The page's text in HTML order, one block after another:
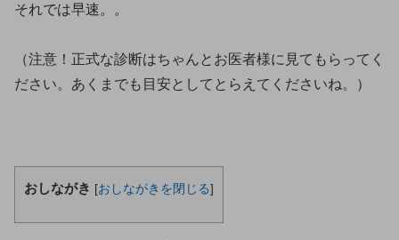
それでは早速。。
（注意！正式な診断はちゃんとお医者様に見てもらってく
ださい。あくまでも目安としてとらえてくださいね。）
おしながき [おしながきを閉じる]